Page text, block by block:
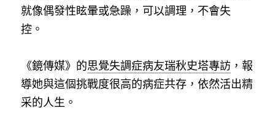
搜索
就像偶發性眩暈或急躁，可以調理，不會失
控。
《鏡傳媒》的思覺失調症病友瑞秋史塔專訪 ，報
導她與這個挑戰度很高的病症共存，依然活出精
采的人生。